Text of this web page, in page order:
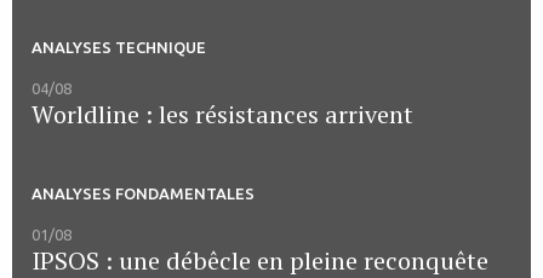
ANALYSES TECHNIQUE
04/08
Worldline : les résistances arrivent
ANALYSES FONDAMENTALES
01/08
IPSOS : une débêcle en pleine reconquête